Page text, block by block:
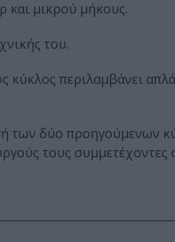
και μικρού μήκους.
του.
κύκλος περιλαμβάνει
των δύο προηγούμενων
τους συμμετέχοντες